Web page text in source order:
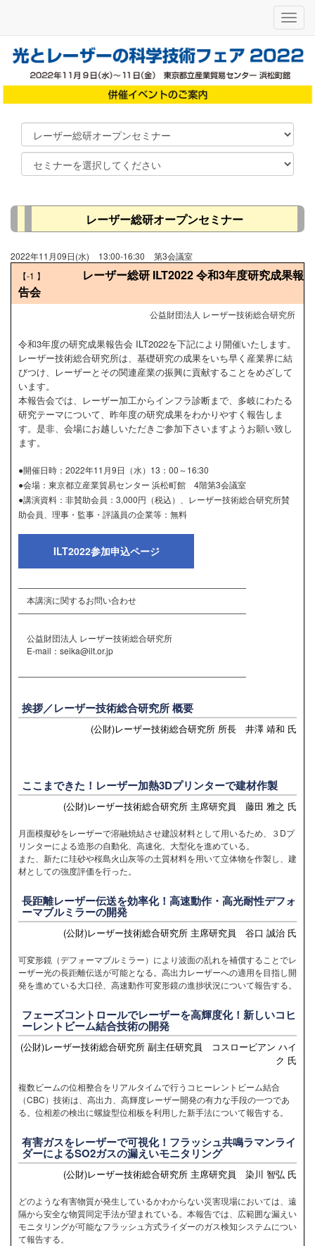
メ
ニ
ー
レーザー総研オープンセミナー
2022年11月09日(水) 13:00-16:30
第3会議室
【-1 】
レーザー総研 ILT2022 令和3年度研究成果報
告会
公益財団法人 レーザー技術総合研究所
令和3年度の研究成果報告会 ILT2022を下記により開催いたします。
レーザー技術総合研究所は、基礎研究の成果をいち早く産業界に結
びつけ、レーザーとその関連産業の振興に貢献することをめざして
います。
本報告会では、レーザー加工からインフラ診断まで、多岐にわたる
研究テーマについて、昨年度の研究成果をわかりやすく報告しま
す。是非、会場にお越しいただきご参加下さいますようお願い致し
ます。
●開催日時：2022年11月9日（水）13：00～16:30
●会場：東京都立産業貿易センター 浜松町館 4階第3会議室
●講演資料：非賛助会員：3,000円（税込）、レーザー技術総合研究所賛
助会員、理事・監事・評議員の企業等：無料
ILT2022参加申込ページ
―――――――――――――――――――――――――――
本講演に関するお問い合わせ
―――――――――――――――――――――――――――
公益財団法人 レーザー技術総合研究所
E-mail：seika@ilt.or.jp
―――――――――――――――――――――――――――
挨拶／レーザー技術総合研究所 概要
(公財)レーザー技術総合研究所 所長 井澤 靖和 氏
ここまできた！レーザー加熱3Dプリンターで建材作製
(公財)レーザー技術総合研究所 主席研究員 藤田 雅之 氏
月面模擬砂をレーザーで溶融焼結させ建設材料として用いるため、３Dプ
リンターによる造形の自動化、高速化、大型化を進めている。
また、新たに珪砂や桜島火山灰等の土質材料を用いて立体物を作製し、建
材としての強度評価を行った。
長距離レーザー伝送を効率化！高速動作・高光耐性デフォ
ーマブルミラーの開発
(公財)レーザー技術総合研究所 主席研究員 谷口 誠治 氏
可変形鏡（デフォーマブルミラー）により波面の乱れを補償することでレ
ーザー光の長距離伝送が可能となる。高出力レーザーへの適用を目指し開
発を進めている大口径、高速動作可変形鏡の進捗状況について報告する。
フェーズコントロールでレーザーを高輝度化！新しいコヒ
ーレントビーム結合技術の開発
(公財)レーザー技術総合研究所 副主任研究員 コスロービアン ハイ
ク 氏
複数ビームの位相整合をリアルタイムで行うコヒーレントビーム結合
（CBC）技術は、高出力、高輝度レーザー開発の有力な手段の一つであ
る。位相差の検出に螺旋型位相板を利用した新手法について報告する。
有害ガスをレーザーで可視化！フラッシュ共鳴ラマンライ
ダーによるSO2ガスの漏えいモニタリング
(公財)レーザー技術総合研究所 主席研究員 染川 智弘 氏
どのような有害物質が発生しているかわからない災害現場においては、遠
隔から安全な物質同定手法が望まれている。本報告では、広範囲な漏えい
モニタリングが可能なフラッシュ方式ライダーのガス検知システムについ
て報告する。